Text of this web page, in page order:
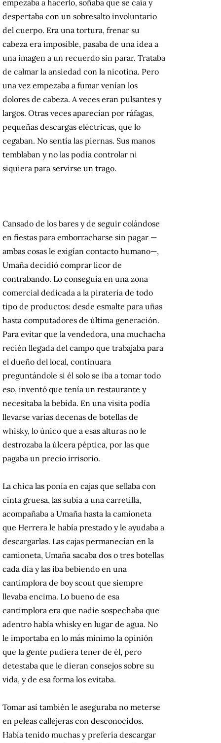
empezaba a hacerlo, soñaba que se caía y
despertaba con un sobresalto involuntario
del cuerpo. Era una tortura, frenar su
cabeza era imposible, pasaba de una idea a
una imagen a un recuerdo sin parar. Trataba
de calmar la ansiedad con la nicotina. Pero
una vez empezaba a fumar venían los
dolores de cabeza. A veces eran pulsantes y
largos. Otras veces aparecían por ráfagas,
pequeñas descargas eléctricas, que lo
cegaban. No sentía las piernas. Sus manos
temblaban y no las podía controlar ni
siquiera para servirse un trago.
Cansado de los bares y de seguir colándose
en fiestas para emborracharse sin pagar —
ambas cosas le exigían contacto humano—,
Umaña decidió comprar licor de
contrabando. Lo conseguía en una zona
comercial dedicada a la piratería de todo
tipo de productos: desde esmalte para uñas
hasta computadores de última generación.
Para evitar que la vendedora, una muchacha
recién llegada del campo que trabajaba para
el dueño del local, continuara
preguntándole si él solo se iba a tomar todo
eso, inventó que tenía un restaurante y
necesitaba la bebida. En una visita podía
llevarse varias decenas de botellas de
whisky, lo único que a esas alturas no le
destrozaba la úlcera péptica, por las que
pagaba un precio irrisorio.
La chica las ponía en cajas que sellaba con
cinta gruesa, las subía a una carretilla,
acompañaba a Umaña hasta la camioneta
que Herrera le había prestado y le ayudaba a
descargarlas. Las cajas permanecían en la
camioneta, Umaña sacaba dos o tres botellas
cada día y las iba bebiendo en una
cantimplora de boy scout que siempre
llevaba encima. Lo bueno de esa
cantimplora era que nadie sospechaba que
adentro había whisky en lugar de agua. No
le importaba en lo más mínimo la opinión
que la gente pudiera tener de él, pero
detestaba que le dieran consejos sobre su
vida, y de esa forma los evitaba.
Tomar así también le aseguraba no meterse
en peleas callejeras con desconocidos.
Había tenido muchas y prefería descargar